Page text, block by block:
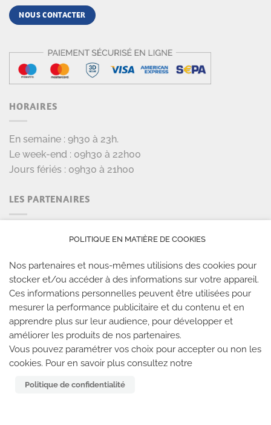
NOUS CONTACTER
HORAIRES
En semaine : 9h30 à 23h.
Le week-end : 09h30 à 22h00
Jours fériés : 09h30 à 21h00
LES PARTENAIRES
LES SALLES CLIMB UP
POLITIQUE EN MATIÈRE DE COOKIES
Nos partenaires et nous-mêmes utilisions des cookies pour
stocker et/ou accéder à des informations sur votre appareil.
Ces informations personnelles peuvent être utilisées pour
mesurer la performance publicitaire et du contenu et en
apprendre plus sur leur audience, pour développer et
améliorer les produits de nos partenaires.
Vous pouvez paramétrer vos choix pour accepter ou non les
cookies. Pour en savoir plus consultez notre
Politique de confidentialité